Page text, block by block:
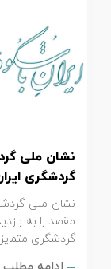
نشان ملی
گردشگری
نشان ملی
گردشگری